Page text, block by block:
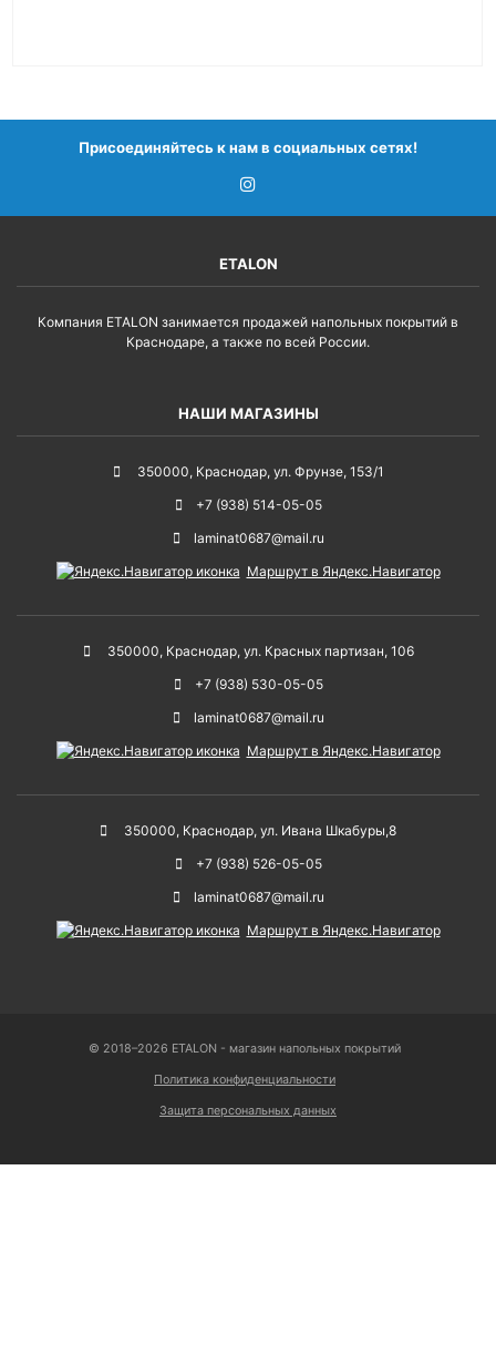
Присоединяйтесь к нам в социальных сетях!
ETALON
Компания ETALON занимается продажей напольных покрытий в
Краснодаре, а также по всей России.
НАШИ МАГАЗИНЫ
350000, Краснодар, ул. Фрунзе, 153/1
+7 (938) 514-05-05
laminat0687@mail.ru
Маршрут в Яндекс.Навигатор
350000, Краснодар, ул. Красных партизан, 106
+7 (938) 530-05-05
laminat0687@mail.ru
Маршрут в Яндекс.Навигатор
350000, Краснодар, ул. Ивана Шкабуры,8
+7 (938) 526-05-05
laminat0687@mail.ru
Маршрут в Яндекс.Навигатор
© 2018–2026 ETALON - магазин напольных покрытий
Политика конфиденциальности
Защита персональных данных